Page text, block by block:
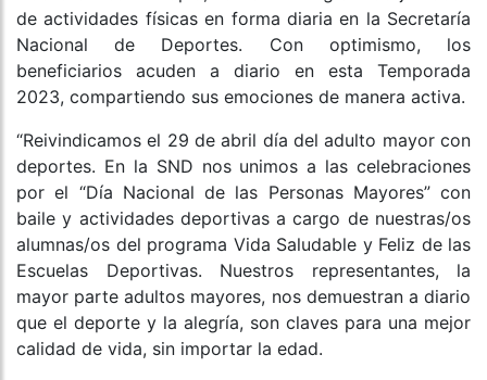
de actividades físicas en forma diaria en la Secretaría
Nacional de Deportes. Con optimismo, los
beneficiarios acuden a diario en esta Temporada
2023, compartiendo sus emociones de manera activa.
“Reivindicamos el 29 de abril día del adulto mayor con
deportes. En la SND nos unimos a las celebraciones
por el “Día Nacional de las Personas Mayores” con
baile y actividades deportivas a cargo de nuestras/os
alumnas/os del programa Vida Saludable y Feliz de las
Escuelas Deportivas. Nuestros representantes, la
mayor parte adultos mayores, nos demuestran a diario
que el deporte y la alegría, son claves para una mejor
calidad de vida, sin importar la edad.